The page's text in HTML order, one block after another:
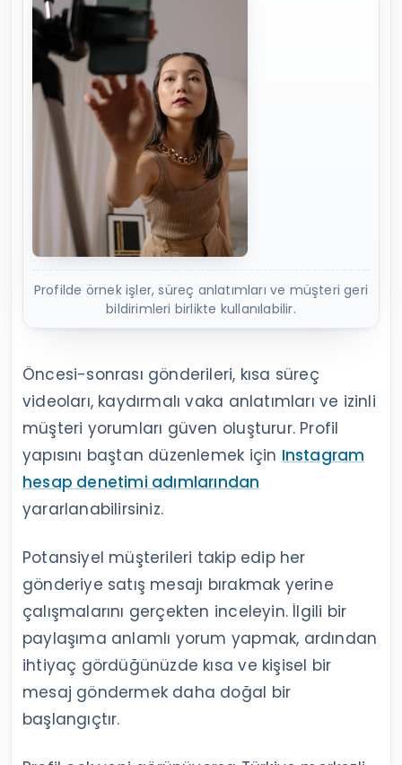
Profilde örnek işler, süreç anlatımları ve müşteri geri
bildirimleri birlikte kullanılabilir.
Öncesi-sonrası gönderileri, kısa süreç
videoları, kaydırmalı vaka anlatımları ve izinli
müşteri yorumları güven oluşturur. Profil
yapısını baştan düzenlemek için Instagram
hesap denetimi adımlarından
yararlanabilirsiniz.
Potansiyel müşterileri takip edip her
gönderiye satış mesajı bırakmak yerine
çalışmalarını gerçekten inceleyin. İlgili bir
paylaşıma anlamlı yorum yapmak, ardından
ihtiyaç gördüğünüzde kısa ve kişisel bir
mesaj göndermek daha doğal bir
başlangıçtır.